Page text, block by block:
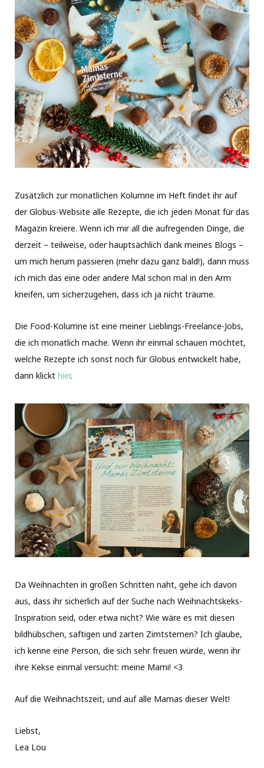
Zusätzlich zur monatlichen Kolumne im Heft findet ihr auf
der Globus-Website alle Rezepte, die ich jeden Monat für das
Magazin kreiere. Wenn ich mir all die aufregenden Dinge, die
derzeit – teilweise, oder hauptsächlich dank meines Blogs –
um mich herum passieren (mehr dazu ganz bald!), dann muss
ich mich das eine oder andere Mal schon mal in den Arm
kneifen, um sicherzugehen, dass ich ja nicht träume.
Die Food-Kolumne ist eine meiner Lieblings-Freelance-Jobs,
die ich monatlich mache. Wenn ihr einmal schauen möchtet,
welche Rezepte ich sonst noch für Globus entwickelt habe,
dann klickt hier.
Da Weihnachten in großen Schritten naht, gehe ich davon
aus, dass ihr sicherlich auf der Suche nach Weihnachtskeks-
Inspiration seid, oder etwa nicht? Wie wäre es mit diesen
bildhübschen, saftigen und zarten Zimtsternen? Ich glaube,
ich kenne eine Person, die sich sehr freuen würde, wenn ihr
ihre Kekse einmal versucht: meine Mami! <3
Auf die Weihnachtszeit, und auf alle Mamas dieser Welt!
Liebst,
Lea Lou